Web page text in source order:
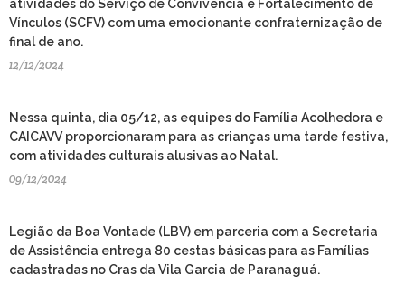
atividades do Serviço de Convivência e Fortalecimento de
Vínculos (SCFV) com uma emocionante confraternização de
final de ano.
12/12/2024
Nessa quinta, dia 05/12, as equipes do Família Acolhedora e
CAICAVV proporcionaram para as crianças uma tarde festiva,
com atividades culturais alusivas ao Natal.
09/12/2024
Legião da Boa Vontade (LBV) em parceria com a Secretaria
de Assistência entrega 80 cestas básicas para as Famílias
cadastradas no Cras da Vila Garcia de Paranaguá.